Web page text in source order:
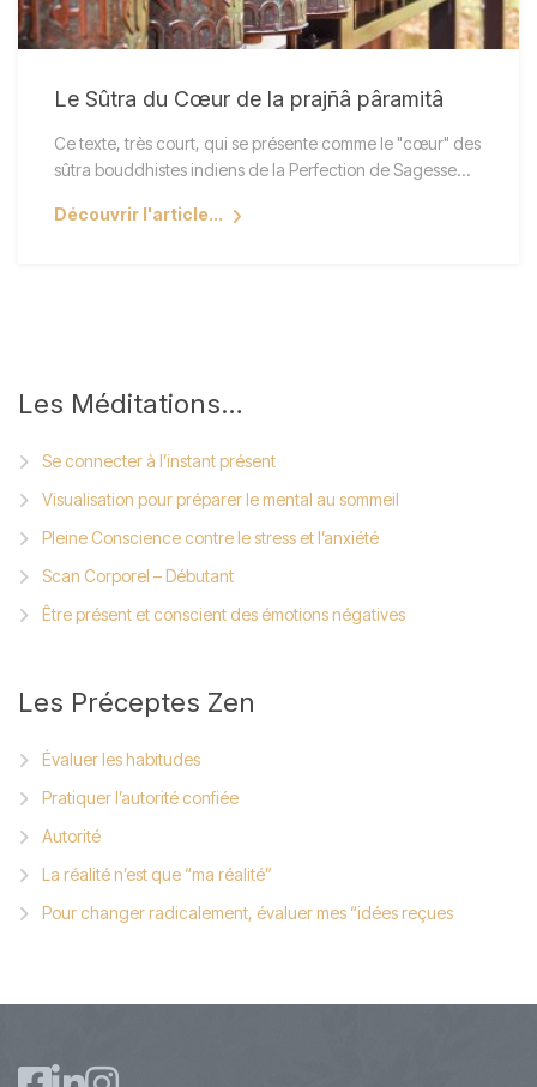
Le Sûtra du Cœur de la prajñâ pâramitâ
Ce texte, très court, qui se présente comme le "cœur" des
sûtra bouddhistes indiens de la Perfection de Sagesse…
Découvrir l'article...
Les Méditations…
Se connecter à l’instant présent
Visualisation pour préparer le mental au sommeil
Pleine Conscience contre le stress et l’anxiété
Scan Corporel – Débutant
Être présent et conscient des émotions négatives
Les Préceptes Zen
Évaluer les habitudes
Pratiquer l’autorité confiée
Autorité
La réalité n’est que “ma réalité”
Pour changer radicalement, évaluer mes “idées reçues